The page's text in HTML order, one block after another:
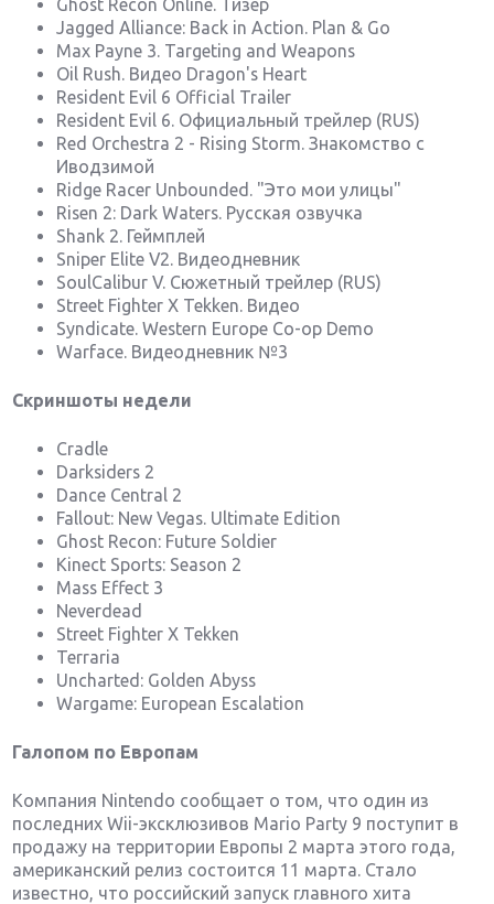
Ghost Recon Online. Тизер
Jagged Alliance: Back in Action. Plan & Go
Max Payne 3. Targeting and Weapons
Oil Rush. Видео Dragon's Heart
Resident Evil 6 Official Trailer
Resident Evil 6. Официальный трейлер (RUS)
Red Orchestra 2 - Rising Storm. Знакомство с
Иводзимой
Ridge Racer Unbounded. "Это мои улицы"
Risen 2: Dark Waters. Русская озвучка
Shank 2. Геймплей
Sniper Elite V2. Видеодневник
SoulCalibur V. Сюжетный трейлер (RUS)
Street Fighter X Tekken. Видео
Syndicate. Western Europe Co-op Demo
Warface. Видеодневник №3
Скриншоты недели
Cradle
Darksiders 2
Dance Central 2
Fallout: New Vegas. Ultimate Edition
Ghost Recon: Future Soldier
Kinect Sports: Season 2
Mass Effect 3
Neverdead
Street Fighter X Tekken
Terraria
Uncharted: Golden Abyss
Wargame: European Escalation
Галопом по Европам
Компания Nintendo сообщает о том, что один из
последних Wii-эксклюзивов Mario Party 9 поступит в
продажу на территории Европы 2 марта этого года,
американский релиз состоится 11 марта. Стало
известно, что российский запуск главного хита